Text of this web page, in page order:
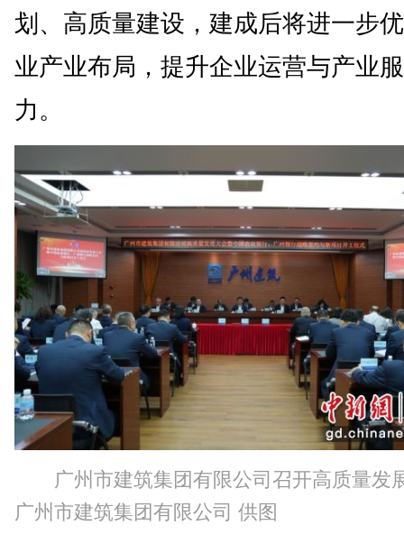
划、高质量建设，建成后将进一步
业产业布局，提升企业运营与产业
力。
广州市建筑集团有限公司召开高质量发
广州市建筑集团有限公司 供图